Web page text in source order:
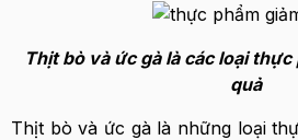
Thịt bò và ức gà là các loại
quả
Thịt bò và ức gà là những loại